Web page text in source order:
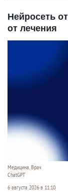
Нейросеть
от лечения
Медицина. Врач
ChatGPT
6 августа 2026 в 11:10